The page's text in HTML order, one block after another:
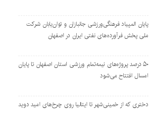
پایان المپیاد فرهنگی‌ورزشی جانبازان و توان‌یابان شرکت
ملی پخش فرآورده‌های نفتی ایران در اصفهان
۵۰ درصد پروژه‌های نیمه‌تمام ورزشی استان اصفهان تا پایان
امسال افتتاح می‌شود
دختری که از خمینی‌شهر تا ایتالیا روی چرخ‌های امید دوید